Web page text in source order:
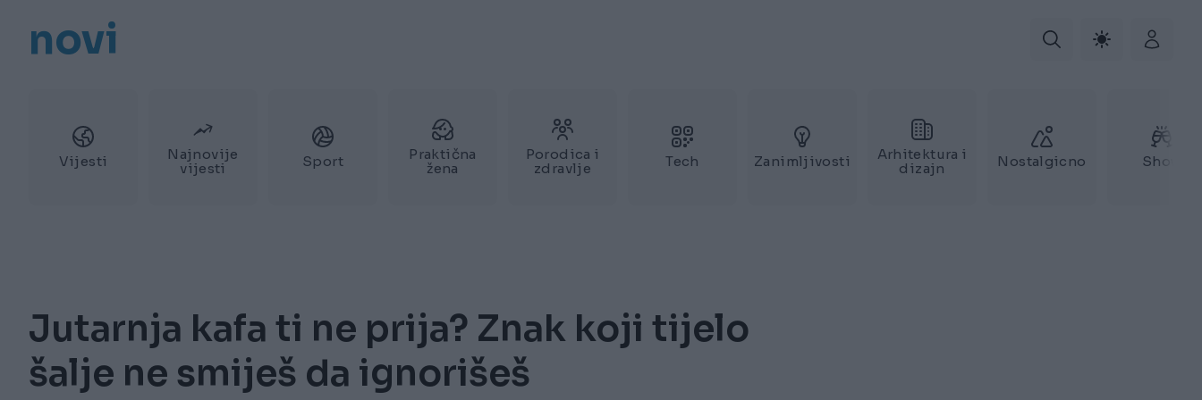
novi
Vijesti
Najnovije
vijesti
Sport
Praktična
žena
Porodica i
zdravlje
Tech Zanimljivosti
Arhitektura i
dizajn
Nostalgicno Show
Jutarnja kafa ti ne prija? Znak koji tijelo
šalje ne smiješ da ignorišeš